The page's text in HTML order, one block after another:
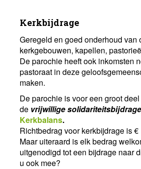
Kerkbijdrage
Geregeld en goed onderhoud van
kerkgebouwen, kapellen,
De parochie heeft ook inkomsten
pastoraat in deze
maken.
De parochie is voor een groot
de vrijwillige
Kerkbalans.
Richtbedrag voor kerkbijdrage is €
Maar uiteraard is elk bedrag
uitgenodigd tot een bijdrage naar
u ook mee?